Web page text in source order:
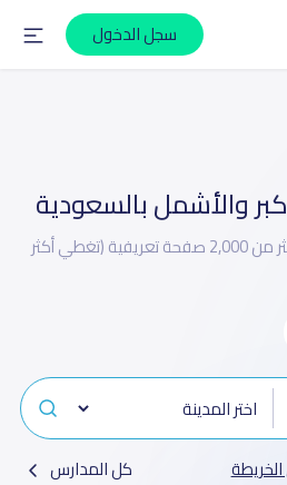
سجل الدخول
والأشمل بالسعودية
يمكنك البحث والمقارنة بين أكثر من 2,000 صفحة تعريفية (تغطي أكثر
كل المدارس